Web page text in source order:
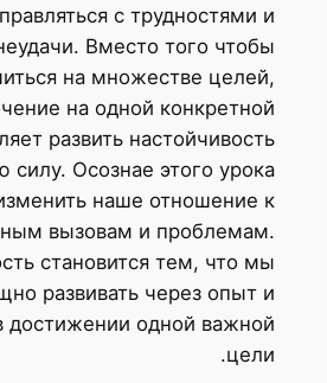
с трудностями и
Вместо того чтобы
на множестве целей,
на одной конкретной
развить настойчивость
силу. Осознае этого урока
наше отношение к
вызовам и проблемам.
становится тем, что мы
развивать через опыт и
достижении одной важной
цели.